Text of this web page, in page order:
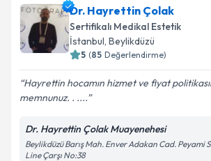
Dr. Hayrettin Çolak
Sertifikalı Medikal Estetik
İstanbul, Beylikdüzü
5 (85 Değerlendirme)
Hayrettin hocamın hizmet ve fiyat
memnunuz. . ....
Dr. Hayrettin Çolak Muayenehesi
Beylikdüzü Barış Mah. Enver Adakan Cad. Peyami
Line Çarşı No:38